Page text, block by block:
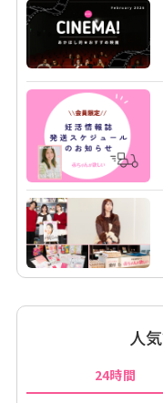
人
24時間